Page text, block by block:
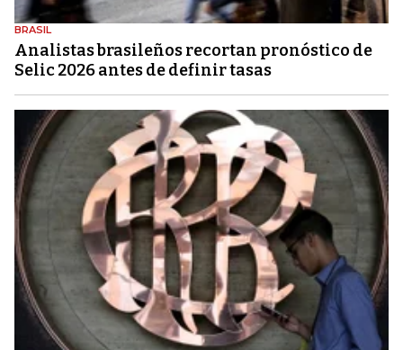
BRASIL
Analistas brasileños recortan pronóstico de
Selic 2026 antes de definir tasas